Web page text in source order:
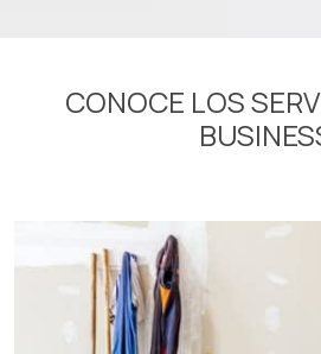
CONOCE LOS